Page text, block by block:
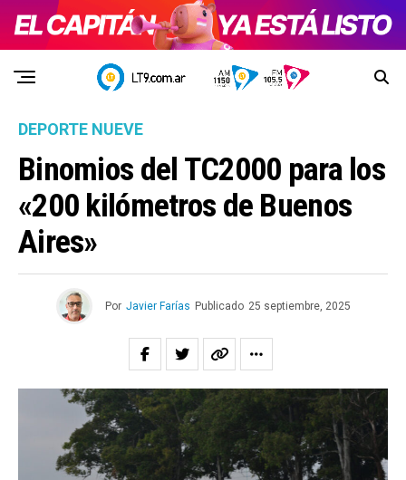
DEPORTE NUEVE
Binomios del TC2000 para los
«200 kilómetros de Buenos
Aires»
Por Javier Farías Publicado 25 septiembre, 2025